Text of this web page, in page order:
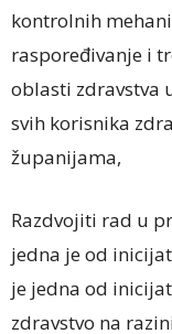
kontrolnih
raspoređivanje i
oblasti zdravstva
svih korisnika
županijama,
Razdvojiti rad u
jedna je od
je jedna od
zdravstvo na